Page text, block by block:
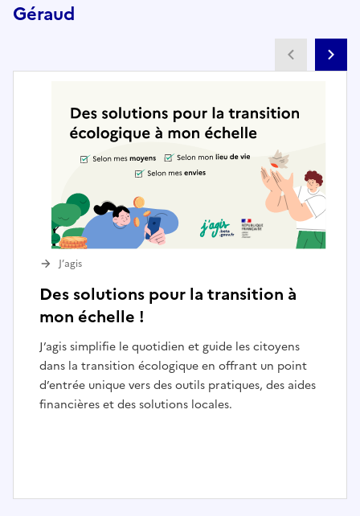
Géraud
Des solutions pour la transition à
mon échelle !
J’agis simplifie le quotidien et guide les citoyens
dans la transition écologique en offrant un point
d’entrée unique vers des outils pratiques, des aides
financières et des solutions locales.
J’agis